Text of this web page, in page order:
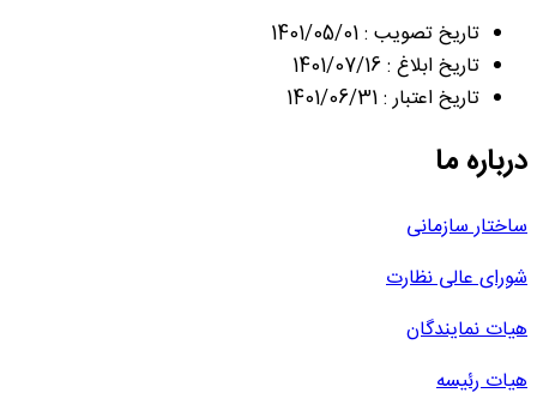
تاریخ تصویب : 1401/05/01
تاریخ ابلاغ : 1401/07/16
تاریخ اعتبار : 1401/06/31
درباره ما
ساختار سازمانی
شورای عالی نظارت
هیات نمایندگان
هیات رئیسه